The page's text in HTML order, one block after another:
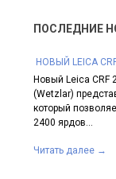
ПОСЛЕДНИЕ
НОВЫЙ LEICA
Новый Leica CRF
(Wetzlar)
который
2400 ярдов...
Читать далее →